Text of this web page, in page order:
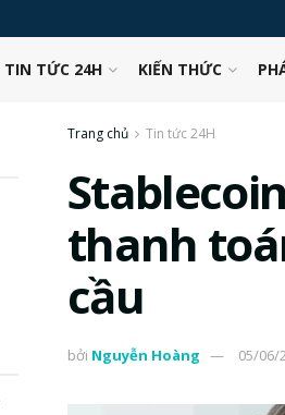
TIN TỨC 24H KIẾN THỨC
Trang chủ Tin tức 24H
thanh
cầu
bởi Nguyễn Hoàng 05/06/